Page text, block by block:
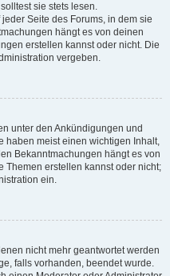
sie stets lesen.
Seite des Forums, in dem sie
hängt es von deinen
erstellen kannst oder nicht. Die
vergeben.
unter den Ankündigungen und
haben meist einen wichtigen Inhalt,
Bekanntmachungen hängt es von
Themen erstellen kannst oder nicht;
ein.
nicht mehr geantwortet werden
falls vorhanden, beendet wurde.